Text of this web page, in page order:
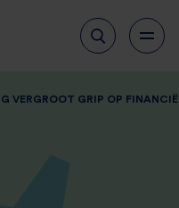
VERGROOT GRIP OP